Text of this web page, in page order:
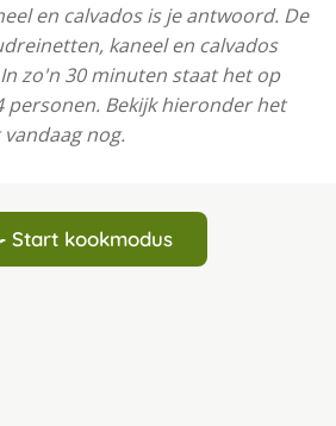
en calvados is je antwoord. De
kaneel en calvados
zo'n 30 minuten staat het op
personen. Bekijk hieronder het
nog.
Start kookmodus